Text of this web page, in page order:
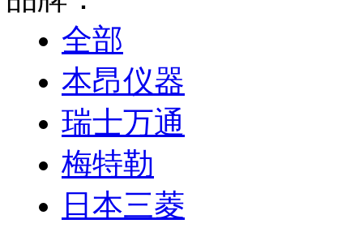
全部
本昂仪器
瑞士万通
梅特勒
日本三菱